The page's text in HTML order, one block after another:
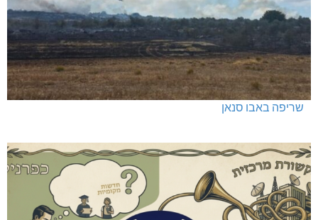
שריפה באבו סנאן